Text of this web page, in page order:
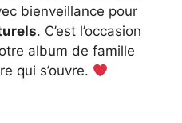
bienveillance pour
. C’est l’occasion
album de famille
qui s’ouvre.